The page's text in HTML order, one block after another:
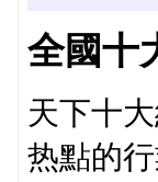
全國十
天下十
热點的